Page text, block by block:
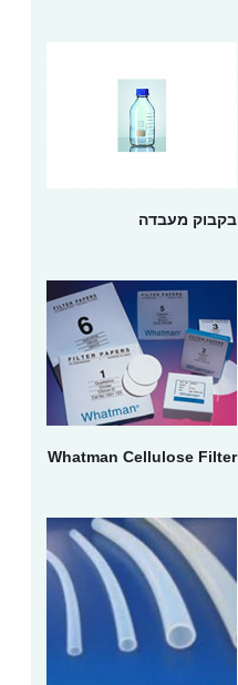
בקבוק מעבדה
Whatman Cellulose Filter